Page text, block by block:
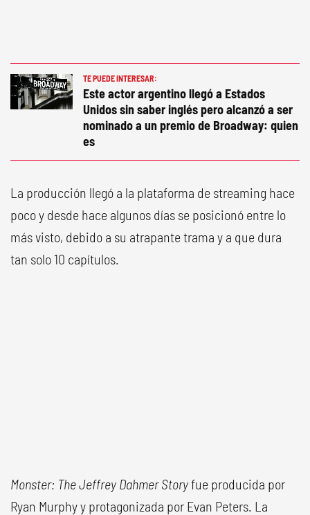
TE PUEDE INTERESAR:
Este actor argentino llegó a Estados
Unidos sin saber inglés pero alcanzó a ser
nominado a un premio de Broadway: quien
es
La producción llegó a la plataforma de streaming hace
poco y desde hace algunos días se posicionó entre lo
más visto, debido a su atrapante trama y a que dura
tan solo 10 capítulos.
Monster: The Jeffrey Dahmer Storyfue producida por
Ryan Murphy y protagonizada por Evan Peters. La